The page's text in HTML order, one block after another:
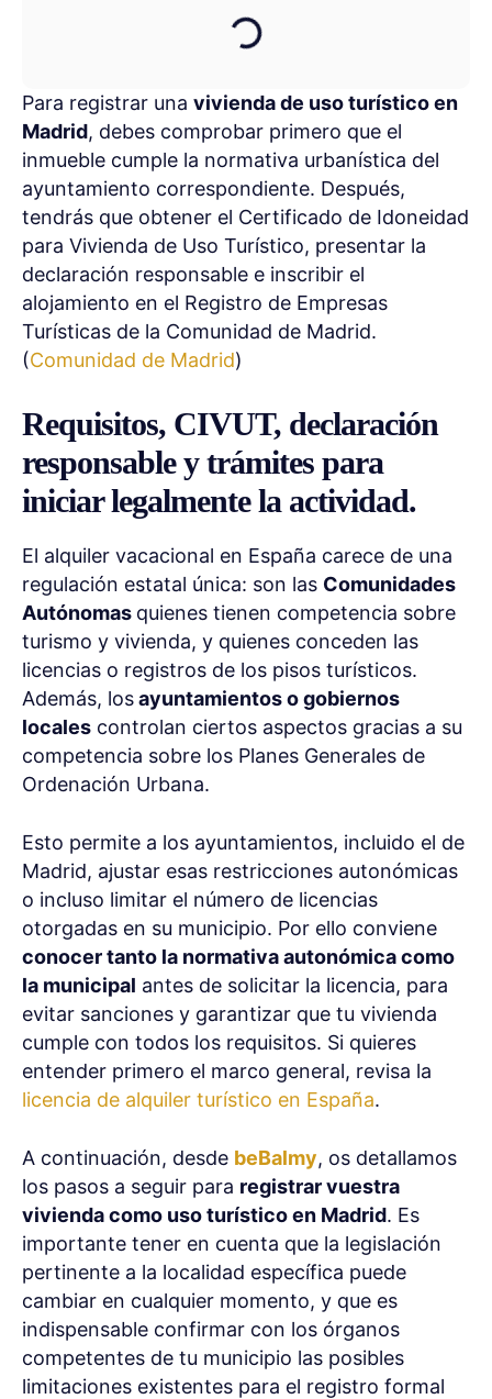
Para registrar una vivienda de uso turístico en
Madrid, debes comprobar primero que el
inmueble cumple la normativa urbanística del
ayuntamiento correspondiente. Después,
tendrás que obtener el Certificado de Idoneidad
para Vivienda de Uso Turístico, presentar la
declaración responsable e inscribir el
alojamiento en el Registro de Empresas
Turísticas de la Comunidad de Madrid.
(Comunidad de Madrid)
Requisitos, CIVUT, declaración
responsable y trámites para
iniciar legalmente la actividad.
El alquiler vacacional en España carece de una
regulación estatal única: son las Comunidades
Autónomas quienes tienen competencia sobre
turismo y vivienda, y quienes conceden las
licencias o registros de los pisos turísticos.
Además, losayuntamientos o gobiernos
locales controlan ciertos aspectos gracias a su
competencia sobre los Planes Generales de
Ordenación Urbana.
Esto permite a los ayuntamientos, incluido el de
Madrid, ajustar esas restricciones autonómicas
o incluso limitar el número de licencias
otorgadas en su municipio. Por ello conviene
conocer tanto la normativa autonómica como
la municipal antes de solicitar la licencia, para
evitar sanciones y garantizar que tu vivienda
cumple con todos los requisitos. Si quieres
entender primero el marco general, revisa la
licencia de alquiler turístico en España.
A continuación, desde beBalmy, os detallamos
los pasos a seguir para registrar vuestra
vivienda como uso turístico en Madrid. Es
importante tener en cuenta que la legislación
pertinente a la localidad específica puede
cambiar en cualquier momento, y que es
indispensable confirmar con los órganos
competentes de tu municipio las posibles
limitaciones existentes para el registro formal